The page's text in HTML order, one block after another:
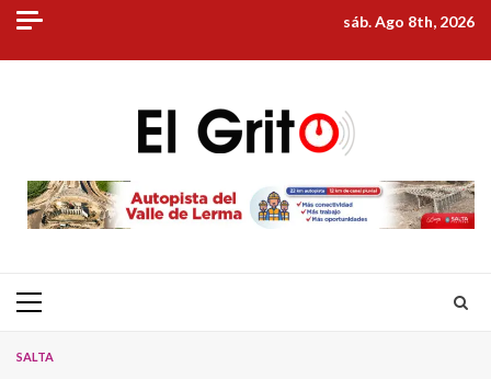
Skip
content
sáb. Ago 8th, 2026
Primary
SALTA